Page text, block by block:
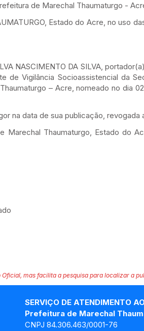
de Marechal Thaumaturgo -
Estado do Acre, no uso
NASCIMENTO DA SILVA,
de Vigilância Socioassistencial da
– Acre, nomeado no dia
na data de sua publicação,
Marechal Thaumaturgo, Estado do
mas facilita a pesquisa para localizar a
SERVIÇO DE ATENDIMENTO
Prefeitura de Marechal
CNPJ 84.306.463/0001-76